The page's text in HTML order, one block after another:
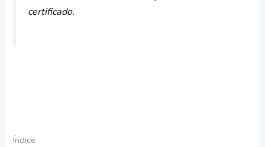
certificado.
Índice